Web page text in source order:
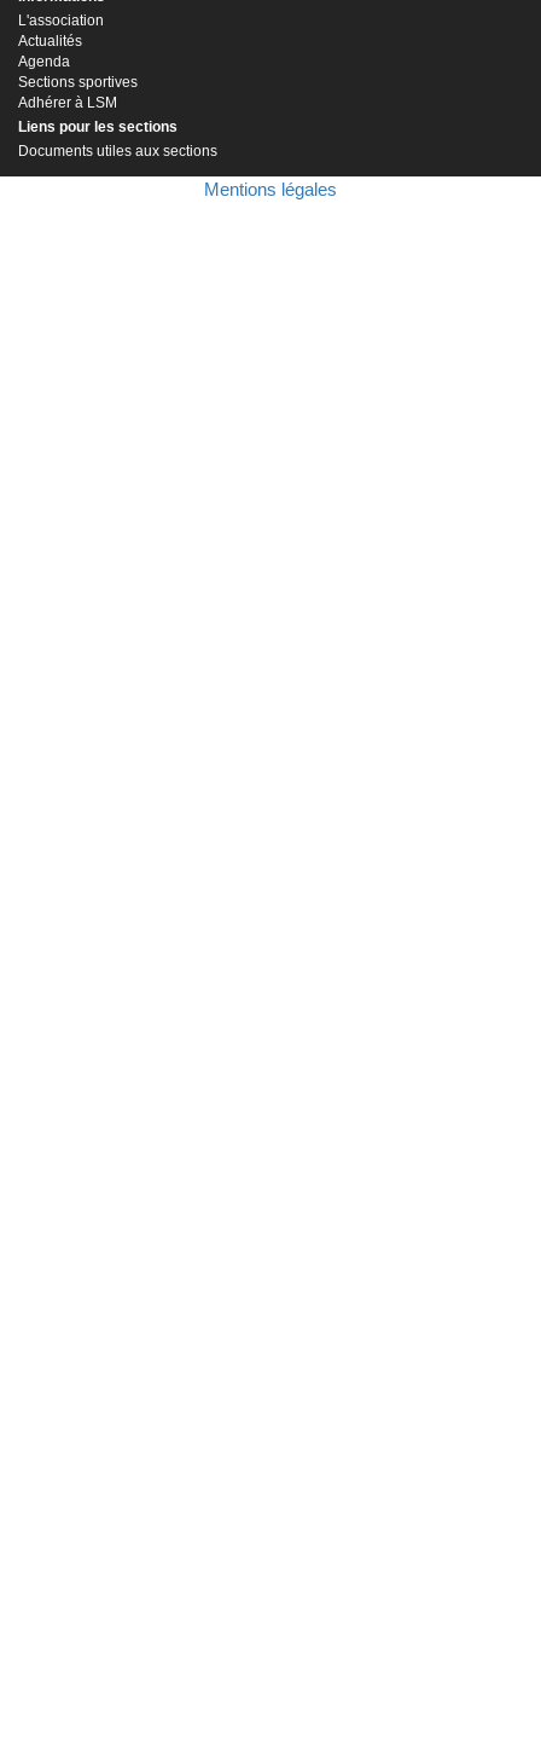
L'association
Actualités
Agenda
Sections sportives
Adhérer à LSM
Liens pour les sections
Documents utiles aux sections
Mentions légales